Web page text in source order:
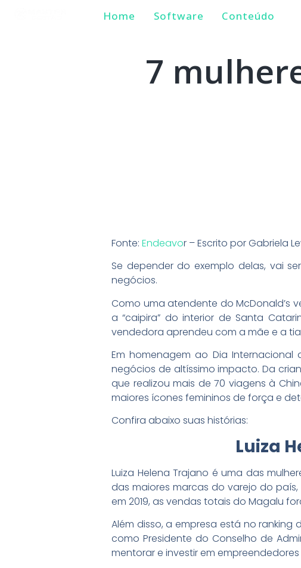
Home Software Conteúdo
7
Fonte: Endeavor – Escrito por Gabriela
Se depender do exemplo delas, vai
negócios.
Como uma atendente do McDonald’s
a “caipira” do interior de Santa
vendedora aprendeu com a mãe e a
Em homenagem ao Dia
negócios de altíssimo impacto. Da
que realizou mais de 70 viagens à
maiores ícones femininos de força e
Confira abaixo suas histórias:
Luiza
Luiza Helena Trajano é uma das
das maiores marcas do varejo do país,
em 2019, as vendas totais do Magalu
Além disso, a empresa está no ranking
como Presidente do Conselho de
mentorar e investir em